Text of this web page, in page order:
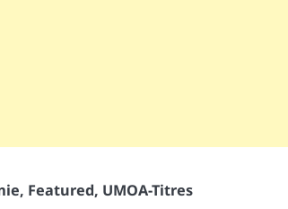
, Featured, UMOA-Titres